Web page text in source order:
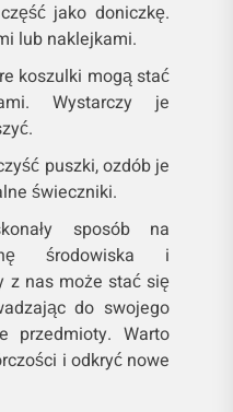
jako doniczkę.
lub naklejkami.
koszulki mogą stać
Wystarczy je
puszki, ozdób je
świeczniki.
sposób na
środowiska i
z nas może stać się
do swojego
przedmioty. Warto
i odkryć nowe